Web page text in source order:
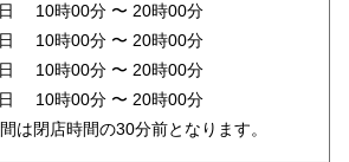
10時00分 〜 20時00分
10時00分 〜 20時00分
10時00分 〜 20時00分
10時00分 〜 20時00分
は閉店時間の30分前となります。